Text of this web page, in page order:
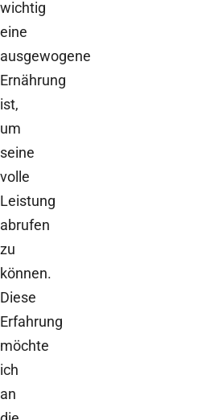
wichtig
eine
ausgewogene
Ernährung
ist,
um
seine
volle
Leistung
abrufen
zu
können.
Diese
Erfahrung
möchte
ich
an